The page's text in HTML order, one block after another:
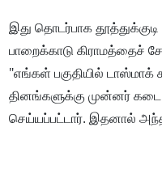
இது தொடர்பாக
பாறைக்காடு கிராமத்தைச்
"எங்கள் பகுதியில் டாஸ்மாக்
தினங்களுக்கு முன்னர் கடை
செய்யப்பட்டார். இதனால் அந்த